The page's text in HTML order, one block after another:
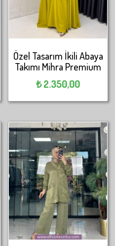
Özel Tasarım İkili Abaya
Takımı Mihra Premium
₺2.350,00